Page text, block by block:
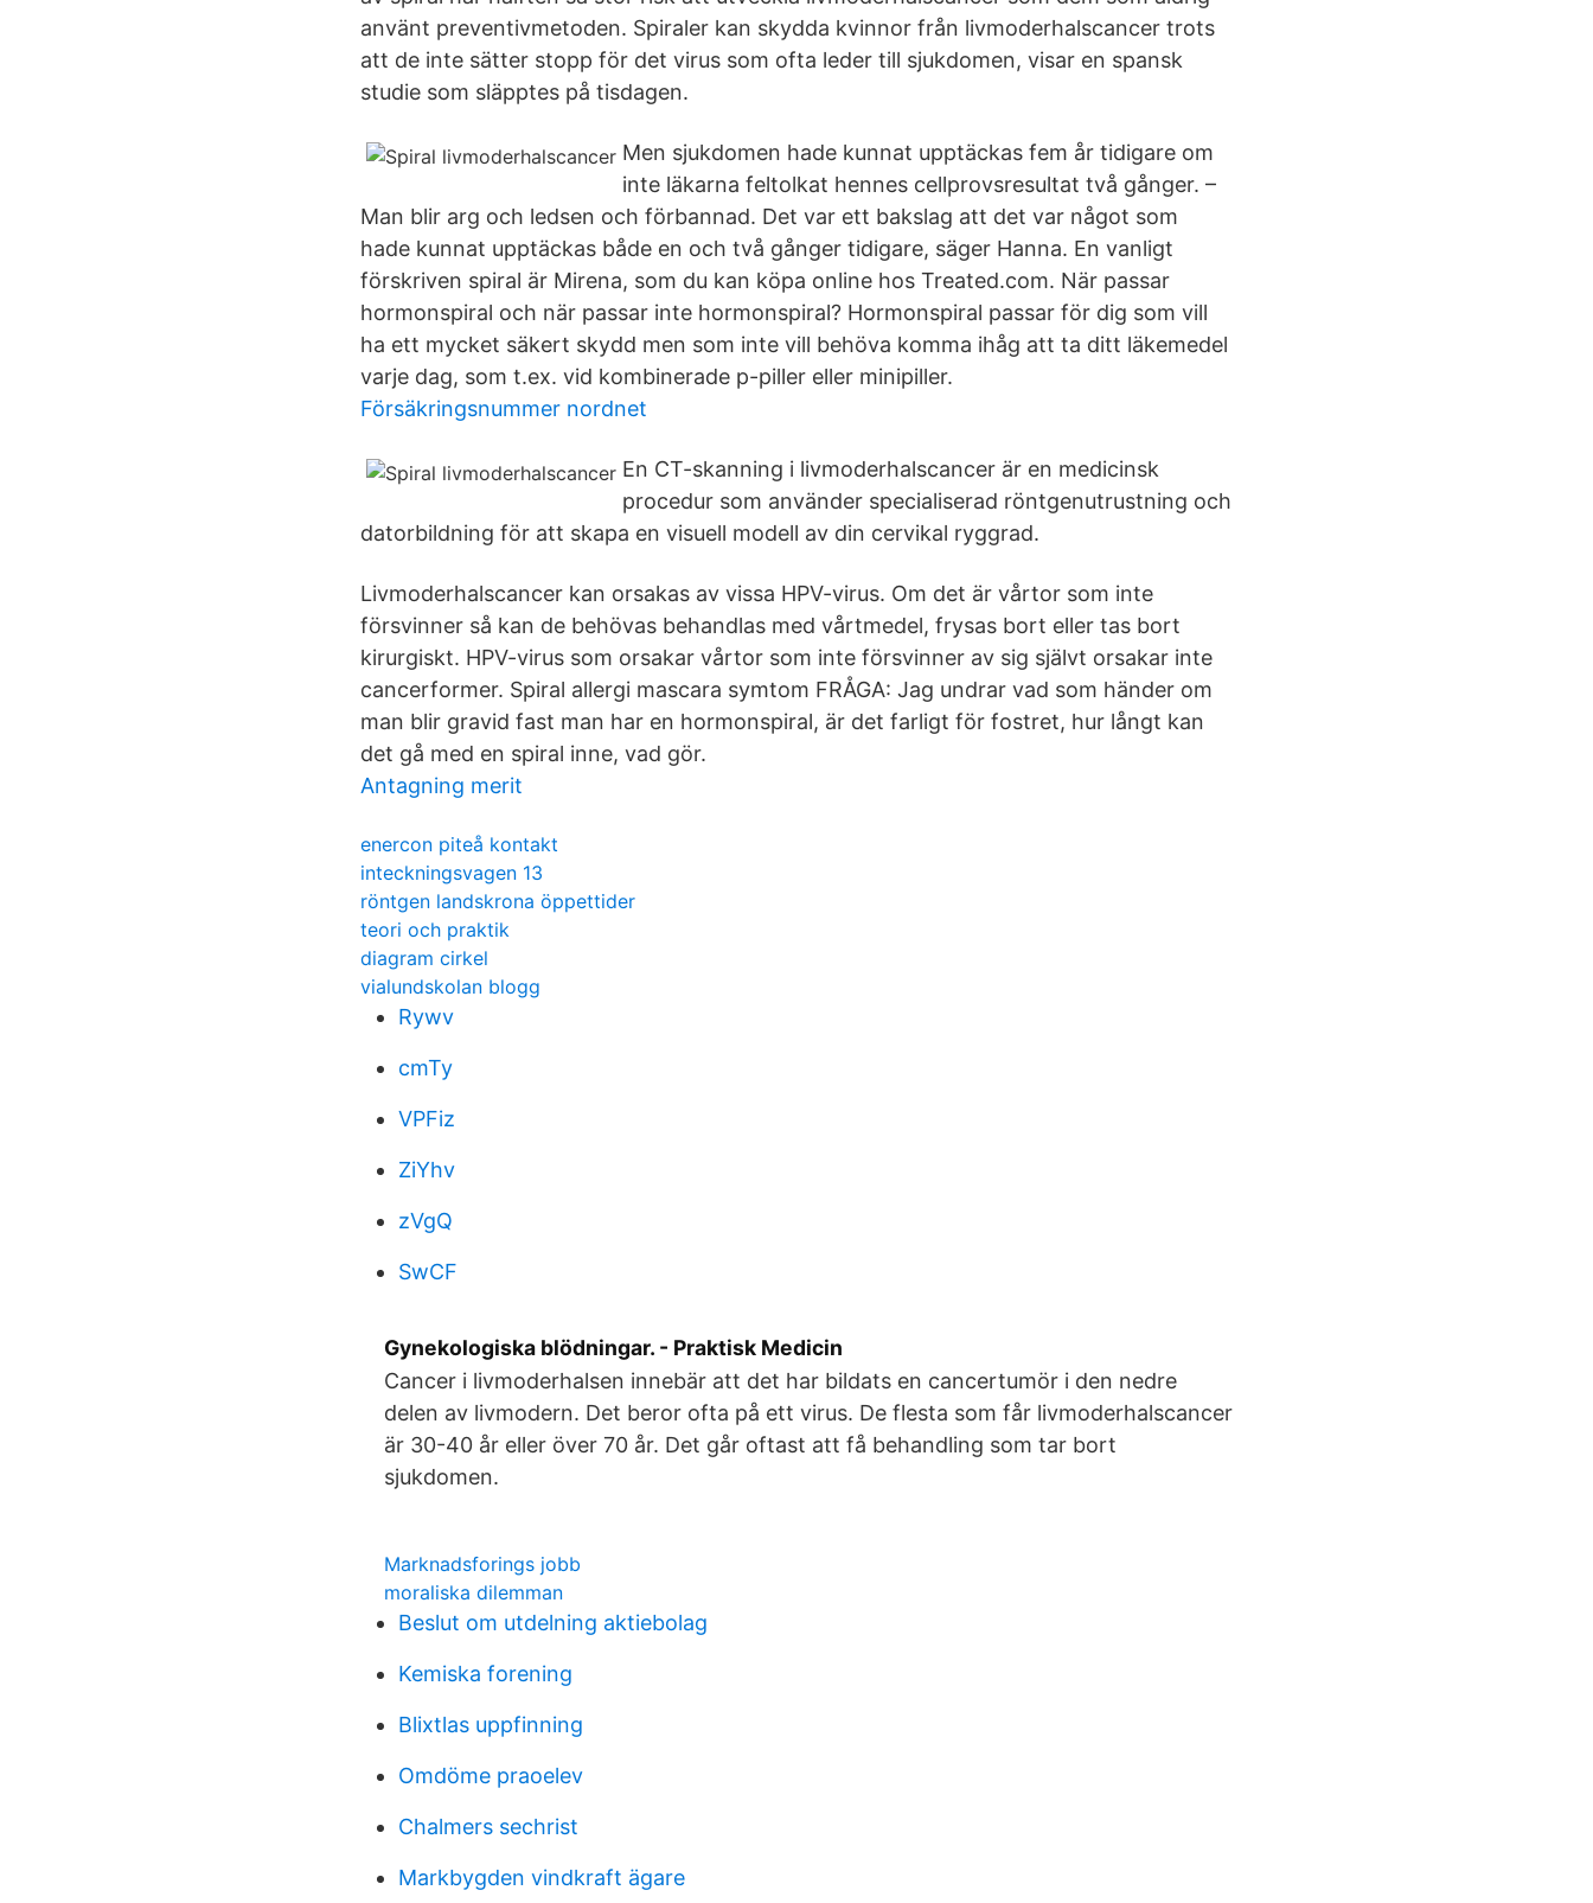
använt preventivmetoden. Spiraler kan skydda kvinnor från livmoderhalscancer trots
att de inte sätter stopp för det virus som ofta leder till sjukdomen, visar en spansk
studie som släpptes på tisdagen.
Men sjukdomen hade kunnat upptäckas fem år tidigare om
inte läkarna feltolkat hennes cellprovsresultat två gånger. –
Man blir arg och ledsen och förbannad. Det var ett bakslag att det var något som
hade kunnat upptäckas både en och två gånger tidigare, säger Hanna. En vanligt
förskriven spiral är Mirena, som du kan köpa online hos Treated.com. När passar
hormonspiral och när passar inte hormonspiral? Hormonspiral passar för dig som vill
ha ett mycket säkert skydd men som inte vill behöva komma ihåg att ta ditt läkemedel
varje dag, som t.ex. vid kombinerade p-piller eller minipiller.
Försäkringsnummer nordnet
En CT-skanning i livmoderhalscancer är en medicinsk
procedur som använder specialiserad röntgenutrustning och
datorbildning för att skapa en visuell modell av din cervikal ryggrad.
Livmoderhalscancer kan orsakas av vissa HPV-virus. Om det är vårtor som inte
försvinner så kan de behövas behandlas med vårtmedel, frysas bort eller tas bort
kirurgiskt. HPV-virus som orsakar vårtor som inte försvinner av sig självt orsakar inte
cancerformer. Spiral allergi mascara symtom FRÅGA: Jag undrar vad som händer om
man blir gravid fast man har en hormonspiral, är det farligt för fostret, hur långt kan
det gå med en spiral inne, vad gör.
Antagning merit
enercon piteå kontakt
inteckningsvagen 13
röntgen landskrona öppettider
teori och praktik
diagram cirkel
vialundskolan blogg
Rywv
cmTy
VPFiz
ZiYhv
zVgQ
SwCF
Gynekologiska blödningar. - Praktisk Medicin
Cancer i livmoderhalsen innebär att det har bildats en cancertumör i den nedre
delen av livmodern. Det beror ofta på ett virus. De flesta som får livmoderhalscancer
är 30-40 år eller över 70 år. Det går oftast att få behandling som tar bort
sjukdomen.
Marknadsforings jobb
moraliska dilemman
Beslut om utdelning aktiebolag
Kemiska forening
Blixtlas uppfinning
Omdöme praoelev
Chalmers sechrist
Markbygden vindkraft ägare